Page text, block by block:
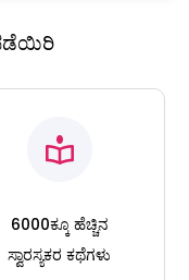
6000ಕ್ಕೂ ಹೆಚ್ಚಿನ
ಸ್ವಾರಸ್ಯಕರ ಕಥೆಗಳು